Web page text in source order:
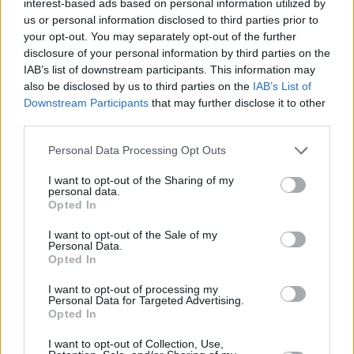
interest-based ads based on personal information utilized by
us or personal information disclosed to third parties prior to
your opt-out. You may separately opt-out of the further
disclosure of your personal information by third parties on the
IAB’s list of downstream participants. This information may
also be disclosed by us to third parties on the IAB’s List of
Downstream Participants that may further disclose it to other
Please note that this website/app uses one or more Google
not limited to your visit or usage behaviour. You may click to
grant or deny consent to Google and its third-party tags to
use your data for below specified purposes in below Google
consent section.
Personal Data Processing Opt Outs
I want to opt-out of the Sharing of my
personal data.
Opted In
I want to opt-out of the Sale of my
Personal Data.
Opted In
I want to opt-out of processing my
Personal Data for Targeted Advertising.
Opted In
I want to opt-out of Collection, Use,
ΔΙΑΒΑΣΤΕ ΑΚΟΜΑ